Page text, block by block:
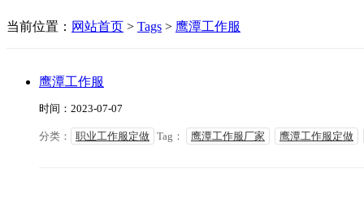
当前位置： 网站首页 > Tags > 鹰潭工作服
鹰潭工作服
时间：2023-07-07
分类： 职业工作服定做 Tag： 鹰潭工作服厂家 鹰潭工作服定做